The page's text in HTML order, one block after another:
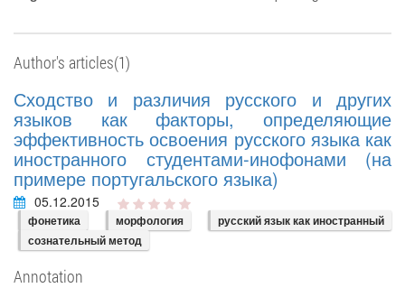
Author's articles(1)
Сходство и различия русского и других
языков как факторы, определяющие
эффективность освоения русского языка как
иностранного студентами-инофонами (на
примере португальского языка)
05.12.2015
фонетика морфология
русский язык как иностранный
сознательный метод
Annotation